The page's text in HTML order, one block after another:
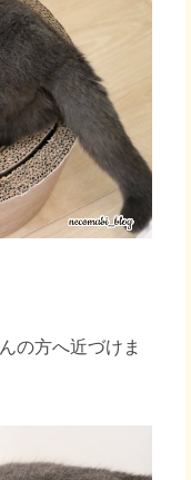
の方へ近づけま